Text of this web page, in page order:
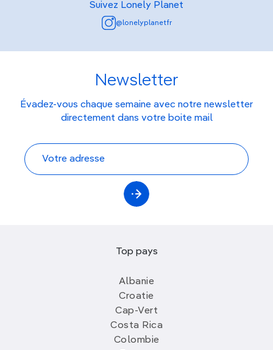
Suivez Lonely Planet
@lonelyplanetfr
Newsletter
Évadez-vous chaque semaine avec notre newsletter
directement dans votre boite mail
Top pays
Albanie
Croatie
Cap-Vert
Costa Rica
Colombie